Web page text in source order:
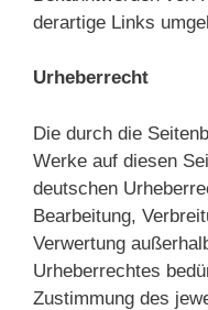
derartige Links
Urheberrecht
Die durch die
Werke auf diesen
deutschen
Bearbeitung,
Verwertung
Urheberrechtes
Zustimmung des